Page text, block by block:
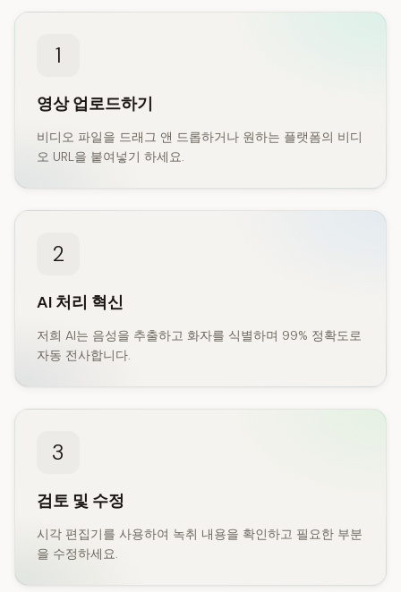
1
영상 업로드하기
비디오 파일을 드래그 앤 드롭하거나 원하는 플랫폼의 비디
오 URL을 붙여넣기 하세요.
2
AI 처리 혁신
저희 AI는 음성을 추출하고 화자를 식별하며 99% 정확도로
자동 전사합니다.
3
검토 및 수정
시각 편집기를 사용하여 녹취 내용을 확인하고 필요한 부분
을 수정하세요.